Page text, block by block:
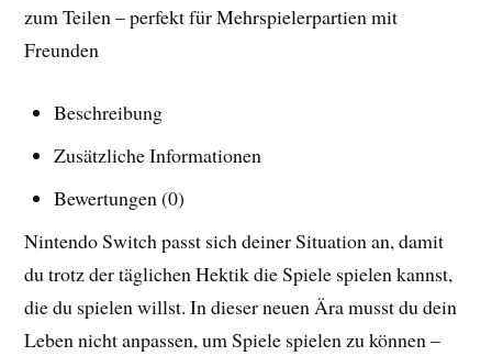
zum Teilen – perfekt für Mehrspielerpartien mit
Freunden
Beschreibung
Zusätzliche Informationen
Bewertungen (0)
Nintendo Switch passt sich deiner Situation an, damit
du trotz der täglichen Hektik die Spiele spielen kannst,
die du spielen willst. In dieser neuen Ära musst du dein
Leben nicht anpassen, um Spiele spielen zu können –